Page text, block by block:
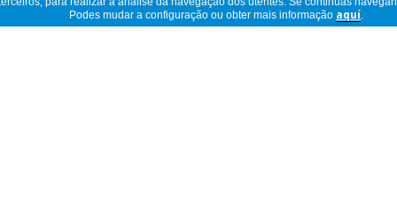
Podes mudar a configuração ou obter mais informação aquí.